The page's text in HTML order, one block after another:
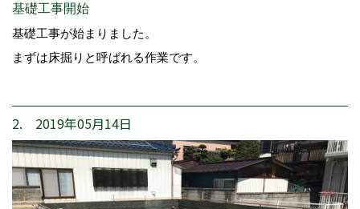
基礎工事開始
基礎工事が始まりました。
まずは床掘りと呼ばれる作業です。
2. 2019年05月14日